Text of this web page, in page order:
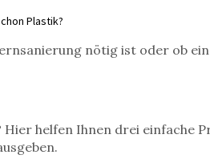
Plastik?
nötig ist oder ob
helfen Ihnen drei einfache